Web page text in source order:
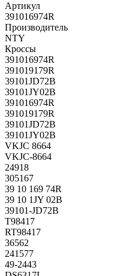
Артикул
391016974R
Производитель
NTY
Кроссы
391016974R
391019179R
39101JD72B
39101JY02B
391016974R
391019179R
39101JD72B
39101JY02B
VKJC 8664
VKJC-8664
24918
305167
39 10 169 74R
39 10 1JY 02B
39101-JD72B
T98417
RT98417
36562
241577
49-2443